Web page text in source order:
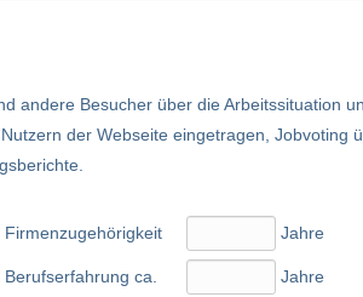
andere Besucher über die Arbeitssituation
der Webseite eingetragen, Jobvoting
Firmenzugehörigkeit
Berufserfahrung ca.
Jahre
Jahre